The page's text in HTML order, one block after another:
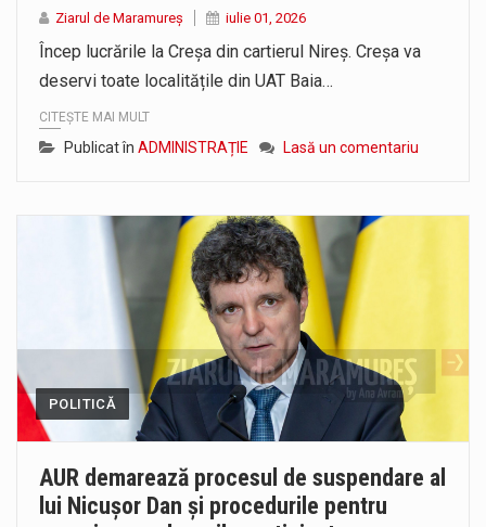
Ziarul de Maramureș iulie 01, 2026
Încep lucrările la Creșa din cartierul Nireș. Creșa va
deservi toate localitățile din UAT Baia…
CITEȘTE MAI MULT
Publicat în ADMINISTRAȚIE Lasă un comentariu
POLITICĂ
AUR demarează procesul de suspendare al
lui Nicușor Dan și procedurile pentru